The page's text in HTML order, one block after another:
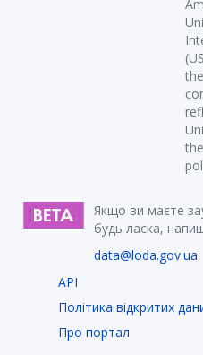
Якщо ви маєте
будь ласка,
data@loda.gov.ua
API
Політика відкритих
Про портал